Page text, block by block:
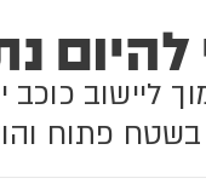
כוכב
פתוח